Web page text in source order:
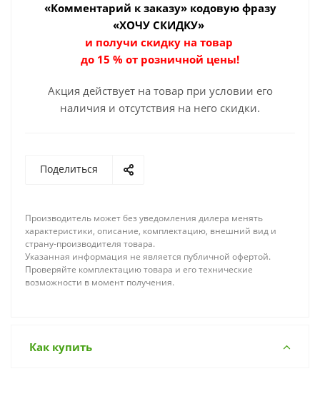
«Комментарий к заказу» кодовую фразу
«ХОЧУ СКИДКУ»
и получи скидку на товар
до 15 % от розничной цены!
Акция действует на товар при условии его
наличия и отсутствия на него скидки.
Поделиться
Производитель может без уведомления дилера менять
характеристики, описание, комплектацию, внешний вид и
страну-производителя товара.
Указанная информация не является публичной офертой.
Проверяйте комплектацию товара и его технические
возможности в момент получения.
Как купить